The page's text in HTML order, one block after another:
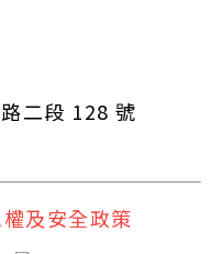
二段 128 號
及安全政策